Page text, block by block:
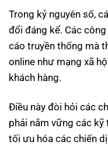
Trong kỷ nguyên số,
đổi đáng kể. Các
cáo truyền thống mà
online như mạng xã
khách hàng.
Điều này đòi hỏi các
phải nắm vững các
tối ưu hóa các chiến